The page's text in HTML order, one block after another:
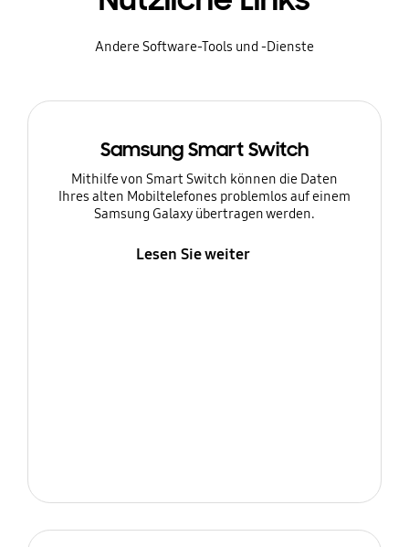
Andere Software-Tools und -Dienste
Samsung Smart Switch
Mithilfe von Smart Switch können die Daten
Ihres alten Mobiltelefones problemlos auf einem
Samsung Galaxy übertragen werden.
Lesen Sie weiter